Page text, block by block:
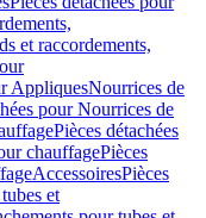
et raccordements,
AppliquesNourrices de
pour Nourrices de
Pièces détachées
chauffagePièces
AccessoiresPièces
et